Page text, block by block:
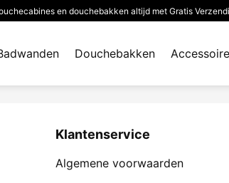
en douchebakken altijd met Gratis
Douchebakken
Klantenservice
Algemene voorwaarden